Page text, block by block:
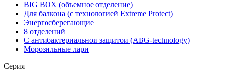
BIG BOX (объемное отделение)
Для балкона (с технологией Extreme Protect)
Энергосберегающие
8 отделений
С антибактериальной защитой (ABG-technology)
Морозильные лари
Серия